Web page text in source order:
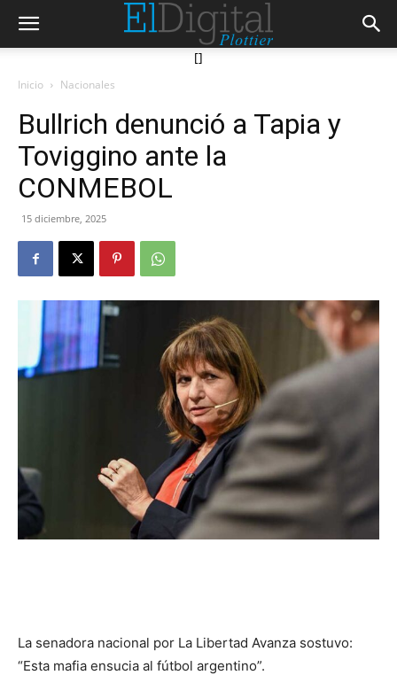
[]
Inicio Nacionales
Bullrich denunció a Tapia y
Toviggino ante la
CONMEBOL
15 diciembre, 2025
La senadora nacional por La Libertad Avanza sostuvo:
“Esta mafia ensucia al fútbol argentino”.